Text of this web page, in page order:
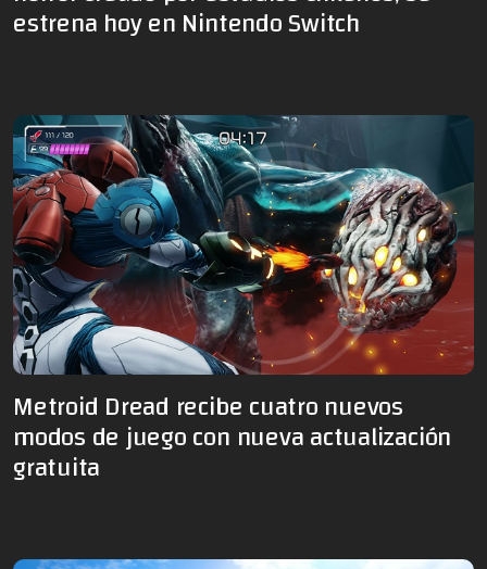
estrena hoy en Nintendo Switch
Metroid Dread recibe cuatro nuevos
modos de juego con nueva actualización
gratuita